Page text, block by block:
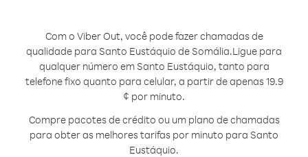
Com o Viber Out, você pode fazer chamadas de
qualidade para Santo Eustáquio de Somália.Ligue para
qualquer número em Santo Eustáquio, tanto para
telefone fixo quanto para celular, a partir de apenas 19.9
¢ por minuto.
Compre pacotes de crédito ou um plano de chamadas
para obter as melhores tarifas por minuto para Santo
Eustáquio.